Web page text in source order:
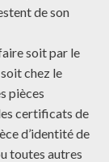
de son
soit par le
chez le
pièces
certificats de
d’identité de
toutes autres